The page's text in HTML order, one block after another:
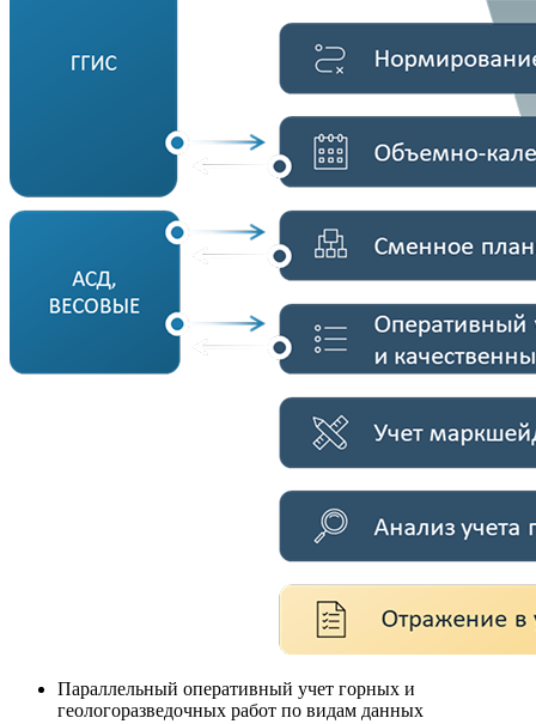
Параллельный оперативный учет горных и
геологоразведочных работ по видам данных